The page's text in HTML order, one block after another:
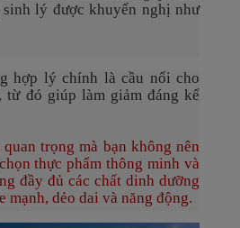
lý được khuyến nghị như
hợp lý chính là cầu nối cho
từ đó giúp làm giảm đáng kể
trọng mà bạn không nên
thực phẩm thông minh và
đầy đủ các chất dinh dưỡng
mạnh, dẻo dai và năng động.